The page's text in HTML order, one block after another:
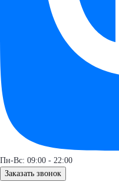
Пн-Вс: 09:00 - 22:00
Заказать звонок